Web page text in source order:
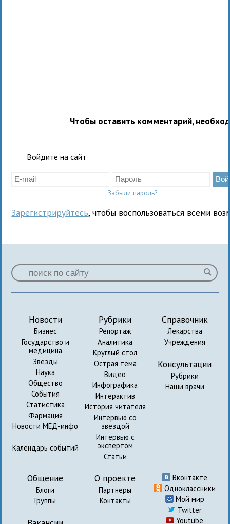
Чтобы оставить комментарий,
Войдите на сайт
Забыли пароль?
Зарегистрируйтесь, чтобы воспользоваться всеми
Новости
Бизнес
Государство и
медицина
Звезды
Наука
Общество
События
Статистика
Фармация
Новости МЕД-инфо
Календарь событий
Рубрики
Репортаж
Аналитика
Круглый стол
Острая тема
Видео
Инфографика
Интерактив
История читателя
Интервью со
звездой
Интервью с
экспертом
Статьи
Справочник
Лекарства
Учреждения
Консультации
Рубрики
Наши врачи
Общение
Блоги
Группы
О проекте
Партнеры
Контакты
Вконтакте
Одноклассники
Мой мир
Twitter
Youtube